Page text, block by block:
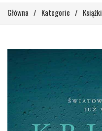
Główna / Kategorie / Książki